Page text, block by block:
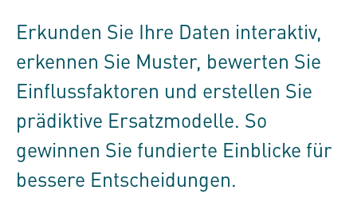
Erkunden Sie Ihre Daten interaktiv,
erkennen Sie Muster, bewerten Sie
Einflussfaktoren und erstellen Sie
prädiktive Ersatzmodelle. So
gewinnen Sie fundierte Einblicke für
bessere Entscheidungen.